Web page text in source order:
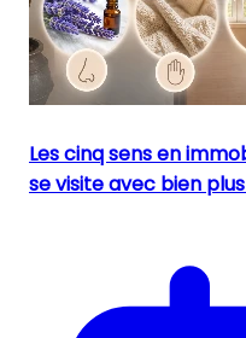
Les cinq sens en
se visite avec bien